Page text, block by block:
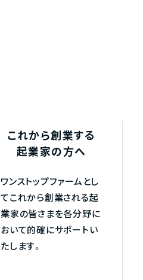
これから創業する
起業家の方へ
ワンストップファームとし
てこれから創業される起
業家の皆さまを各分野に
おいて的確にサポートい
たします。